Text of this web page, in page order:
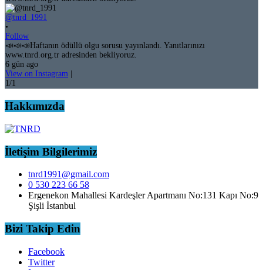
@tnrd_1991
•
Follow
📣📣📣Haftanın ödüllü olgu sorusu yayınlandı. Yanıtlarınızı
www.tnrd.org.tr adresinden bekliyoruz.
6 gün ago
View on Instagram
1/1
Hakkımızda
İletişim Bilgilerimiz
tnrd1991@gmail.com
0 530 223 66 58
Ergenekon Mahallesi Kardeşler Apartmanı No:131 Kapı No:9
Şişli İstanbul
Bizi Takip Edin
Facebook
Twitter